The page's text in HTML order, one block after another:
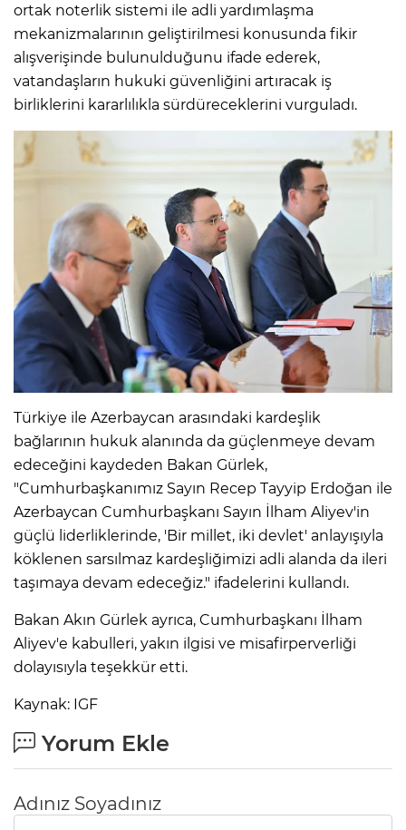
ortak noterlik sistemi ile adli yardımlaşma
mekanizmalarının geliştirilmesi konusunda fikir
alışverişinde bulunulduğunu ifade ederek,
vatandaşların hukuki güvenliğini artıracak iş
birliklerini kararlılıkla sürdüreceklerini vurguladı.
Türkiye ile Azerbaycan arasındaki kardeşlik
bağlarının hukuk alanında da güçlenmeye devam
edeceğini kaydeden Bakan Gürlek,
"Cumhurbaşkanımız Sayın Recep Tayyip Erdoğan ile
Azerbaycan Cumhurbaşkanı Sayın İlham Aliyev'in
güçlü liderliklerinde, 'Bir millet, iki devlet' anlayışıyla
köklenen sarsılmaz kardeşliğimizi adli alanda da ileri
taşımaya devam edeceğiz." ifadelerini kullandı.
Bakan Akın Gürlek ayrıca, Cumhurbaşkanı İlham
Aliyev'e kabulleri, yakın ilgisi ve misafirperverliği
dolayısıyla teşekkür etti.
Kaynak: IGF
Yorum Ekle
Adınız Soyadınız